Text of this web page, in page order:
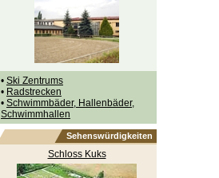
• Ski Zentrums
• Radstrecken
• Schwimmbäder, Hallenbäder,
Schwimmhallen
Sehenswürdigkeiten
Schloss Kuks